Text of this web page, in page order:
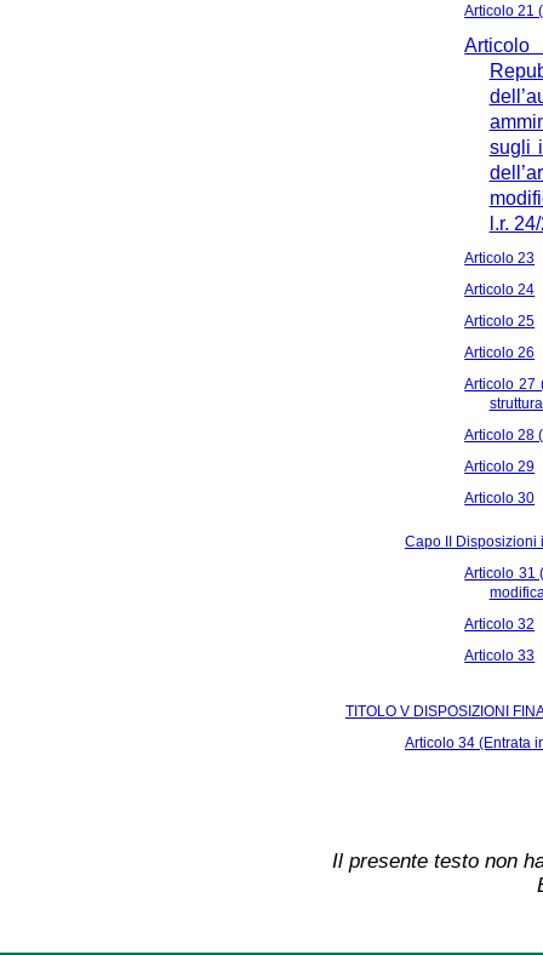
Articolo 21
Articolo
sugli
l.r.
Articolo 23
Articolo 24
Articolo 25
Articolo 26
Articolo 27
Articolo 28
Articolo 29
Articolo 30
Capo II Disposizioni
Articolo 31
Articolo 32
Articolo 33
TITOLO V DISPOSIZIONI
Articolo 34 (Entrata
Il presente testo non